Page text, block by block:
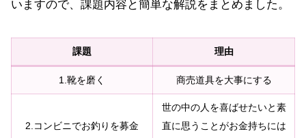
いますので、課題内容と簡単な解説をまとめました。
課題 理由
1.靴を磨く 商売道具を大事にする
2.コンビニでお釣りを募金
世の中の人を喜ばせたいと素
直に思うことがお金持ちには